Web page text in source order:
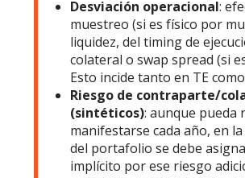
Desviación operacional:
muestreo (si es físico por
liquidez, del timing de
colateral o swap spread (si
Esto incide tanto en TE
Riesgo de contraparte/
(sintéticos): aunque pueda
manifestarse cada año, en
del portafolio se debe
implícito por ese riesgo